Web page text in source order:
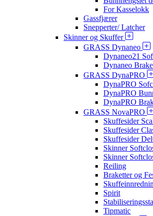
For Kasselokk
Gassfjærer
Snepperter/ Latcher
Skinner og Skuffer
GRASS Dynaneo
Dynaneo21
Dynaneo
GRASS DynaPRO
DynaPRO
DynaPRO
DynaPRO
GRASS NovaPRO
Skuffesider
Skuffesider
Skuffesider
Skinner
Skinner
Reiling
Braketter og
Spirit
Tipmatic